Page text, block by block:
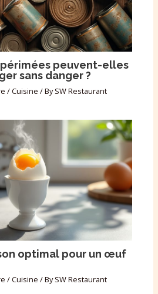
périmées peuvent-elles
sans danger ?
/Cuisine / BySW Restaurant
optimal pour un œuf
/Cuisine / BySW Restaurant